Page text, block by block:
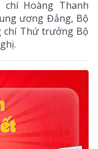
Hoàng Thanh
ương Đảng, Bộ
chí Thứ trưởng Bộ